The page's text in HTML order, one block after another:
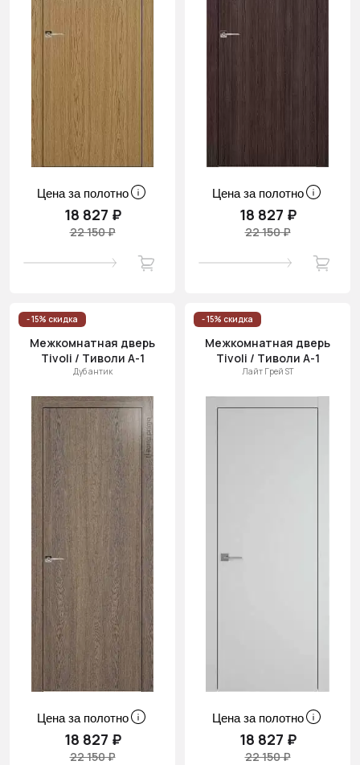
Цена за полотно
18 827 ₽
22 150 ₽
Цена за полотно
18 827 ₽
22 150 ₽
- 15% скидка
Межкомнатная дверь
Tivoli / Тиволи А-1
Дуб антик
Цена за полотно
18 827 ₽
22 150 ₽
- 15% скидка
Межкомнатная дверь
Tivoli / Тиволи А-1
Лайт Грей ST
Цена за полотно
18 827 ₽
22 150 ₽